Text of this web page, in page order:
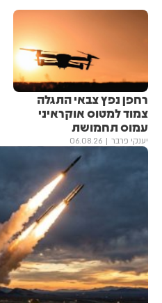
רחפן נפץ צבאי התגלה
צמוד למטוס אוקראיני
עמוס תחמושת
יענקי פרבר 06.08.26